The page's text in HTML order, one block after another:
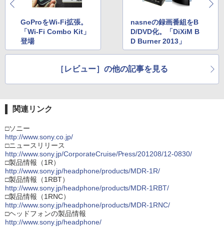
GoProをWi-Fi拡張。
「Wi-Fi Combo Kit」
登場
nasneの録画番組をB
D/DVD化。「DiXiM B
D Burner 2013」
［レビュー］の他の記事を見る
関連リンク
□ソニー
http://www.sony.co.jp/
□ニュースリリース
http://www.sony.jp/CorporateCruise/Press/201208/12-0830/
□製品情報（1R）
http://www.sony.jp/headphone/products/MDR-1R/
□製品情報（1RBT）
http://www.sony.jp/headphone/products/MDR-1RBT/
□製品情報（1RNC）
http://www.sony.jp/headphone/products/MDR-1RNC/
□ヘッドフォンの製品情報
http://www.sony.jp/headphone/